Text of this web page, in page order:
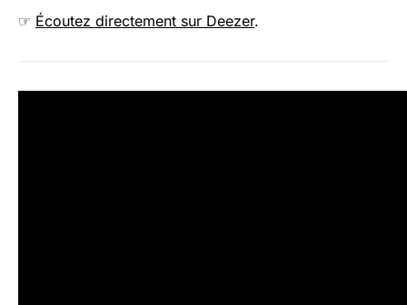
☞ Écoutez directement sur Deezer.